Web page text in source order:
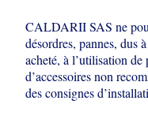
CALDARII SAS ne
désordres, pannes, dus
acheté, à l’utilisation
d’accessoires non
desconsignes